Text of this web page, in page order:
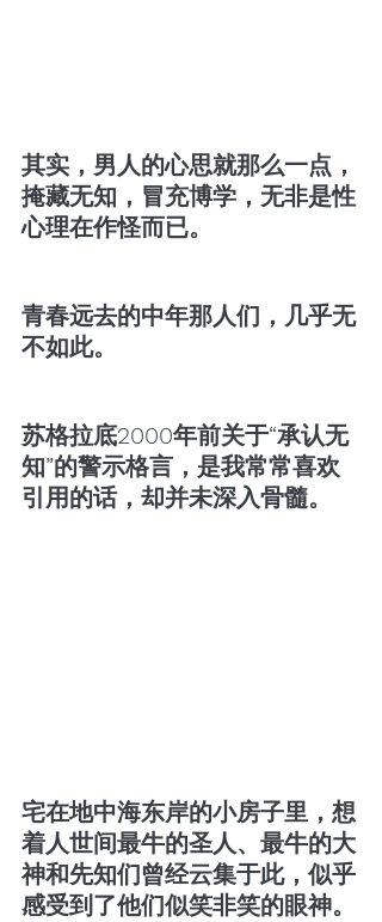
其实，男人的心思就那么一点，
掩藏无知，冒充博学，无非是性
心理在作怪而已。
青春远去的中年那人们，几乎无
不如此。
苏格拉底2000年前关于“承认无
知”的警示格言，是我常常喜欢
引用的话，却并未深入骨髓。
宅在地中海东岸的小房子里，想
着人世间最牛的圣人、最牛的大
神和先知们曾经云集于此，似乎
感受到了他们似笑非笑的眼神。